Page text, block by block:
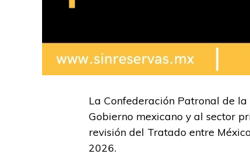
La Confederación Patronal de
Gobierno mexicano y al sector
revisión del Tratado entre
2026.